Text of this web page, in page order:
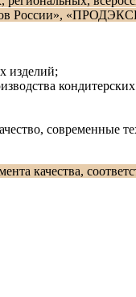
России»,
изделий;
современные
качества,